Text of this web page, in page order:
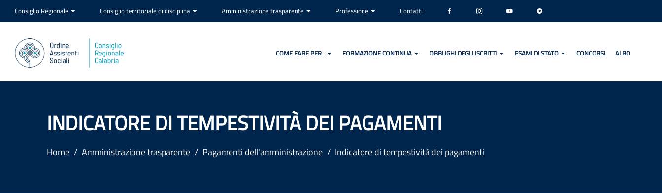
Consiglio Regionale Consiglio territoriale di disciplina Amministrazione trasparente Professione Contatti
COME FARE PER.. FORMAZIONE CONTINUA OBBLIGHI DEGLI ISCRITTI ESAMI DI STATO CONCORSI ALBO
INDICATORE DI TEMPESTIVITÀ DEI PAGAMENTI
Home Amministrazione trasparente Pagamenti dell'amministrazione Indicatore di tempestività dei pagamenti